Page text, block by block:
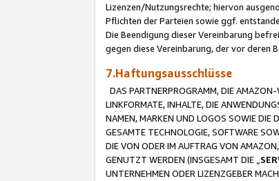
Lizenzen/Nutzungsrechte; hiervon
Pflichten der Parteien sowie ggf.
Die Beendigung dieser Vereinbarung
gegen diese Vereinbarung, der vor deren
7.Haftungsausschlüsse
DAS PARTNERPROGRAMM, DIE
LINKFORMATE, INHALTE, DIE
NAMEN, MARKEN UND LOGOS SOWIE DIE
GESAMTE TECHNOLOGIE, SOFTWARE
DIE VON ODER IM AUFTRAG VON
GENUTZT WERDEN (INSGESAMT DIE „
UNTERNEHMEN ODER LIZENZGEBER